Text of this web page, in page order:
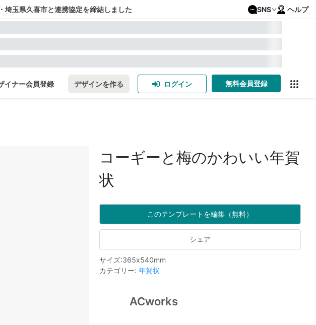
埼玉県久喜市と連携協定を締結しました SNS ヘルプ
イナー会員登録 デザインを作る ログイン 無料会員登録
コーギーと梅のかわいい年賀
状
このテンプレートを編集（無料）
シェア
サイズ:365x540mm
カテゴリー: 年賀状
ACworks